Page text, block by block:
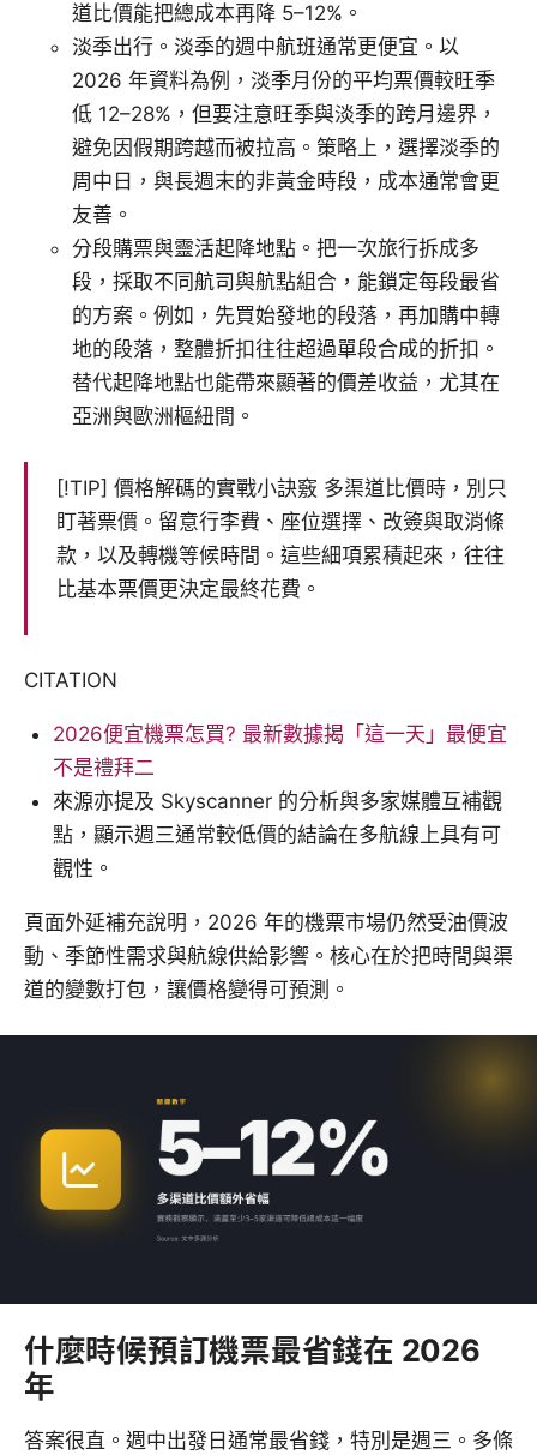
道比價能把總成本再降 5–12%。
淡季出行。淡季的週中航班通常更便宜。以
2026 年資料為例，淡季月份的平均票價較旺季
低 12–28%，但要注意旺季與淡季的跨月邊界，
避免因假期跨越而被拉高。策略上，選擇淡季的
周中日，與長週末的非黃金時段，成本通常會更
友善。
分段購票與靈活起降地點。把一次旅行拆成多
段，採取不同航司與航點組合，能鎖定每段最省
的方案。例如，先買始發地的段落，再加購中轉
地的段落，整體折扣往往超過單段合成的折扣。
替代起降地點也能帶來顯著的價差收益，尤其在
亞洲與歐洲樞紐間。
[!TIP] 價格解碼的實戰小訣竅 多渠道比價時，別只
盯著票價。留意行李費、座位選擇、改簽與取消條
款，以及轉機等候時間。這些細項累積起來，往往
比基本票價更決定最終花費。
CITATION
2026便宜機票怎買? 最新數據揭「這一天」最便宜
不是禮拜二
來源亦提及 Skyscanner 的分析與多家媒體互補觀
點，顯示週三通常較低價的結論在多航線上具有可
觀性。
頁面外延補充說明，2026 年的機票市場仍然受油價波
動、季節性需求與航線供給影響。核心在於把時間與渠
道的變數打包，讓價格變得可預測。
什麼時候預訂機票最省錢在 2026
年
答案很直。週中出發日通常最省錢，特別是週三。多條